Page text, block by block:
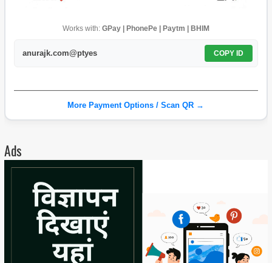
Works with: GPay | PhonePe | Paytm | BHIM
anurajk.com@ptyes COPY ID
More Payment Options / Scan QR →
Ads